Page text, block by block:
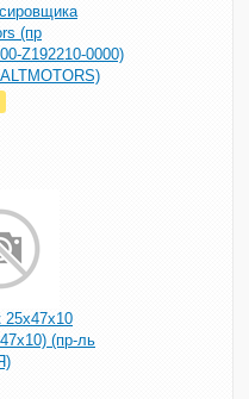
(пр
Z192210-0000)
25x47x10
(пр-ль